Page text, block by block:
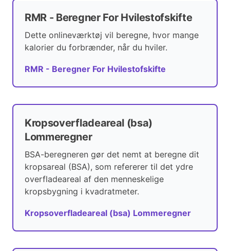
RMR - Beregner For Hvilestofskifte
Dette onlineværktøj vil beregne, hvor mange
kalorier du forbrænder, når du hviler.
RMR - Beregner For Hvilestofskifte
Kropsoverfladeareal (bsa)
Lommeregner
BSA-beregneren gør det nemt at beregne dit
kropsareal (BSA), som refererer til det ydre
overfladeareal af den menneskelige
kropsbygning i kvadratmeter.
Kropsoverfladeareal (bsa) Lommeregner